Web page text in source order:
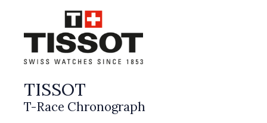
TISSOT
T-Race Chronograph